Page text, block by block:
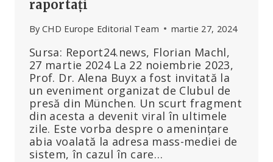
raportați
By CHD Europe Editorial Team martie 27, 2024
Sursa: Report24.news, Florian Machl,
27 martie 2024 La 22 noiembrie 2023,
Prof. Dr. Alena Buyx a fost invitată la
un eveniment organizat de Clubul de
presă din München. Un scurt fragment
din acesta a devenit viral în ultimele
zile. Este vorba despre o amenințare
abia voalată la adresa mass-mediei de
sistem, în cazul în care…